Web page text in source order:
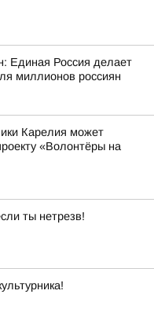
Единая Россия делает
миллионов россиян
Карелия может
«Волонтёры на
ты нетрезв!